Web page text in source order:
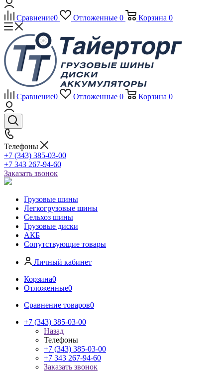
Сравнение0 Отложенные 0 Корзина 0
Сравнение0 Отложенные 0 Корзина 0
Телефоны
+7 (343) 385-03-00
+7 343 267-94-60
Заказать звонок
Грузовые шины
Легкогрузовые шины
Сельхоз шины
Грузовые диски
АКБ
Сопутствующие товары
Личный кабинет
Корзина0
Отложенные0
Сравнение товаров0
+7 (343) 385-03-00
Назад
Телефоны
+7 (343) 385-03-00
+7 343 267-94-60
Заказать звонок